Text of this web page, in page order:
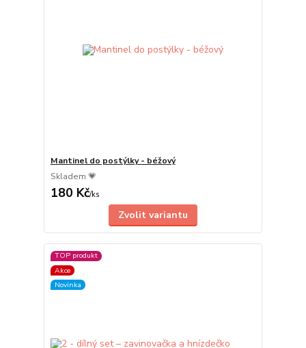
Mantinel do postýlky - béžový
Skladem 💗
180 Kč/ks
Zvolit variantu
TOP produkt
Akce
Novinka